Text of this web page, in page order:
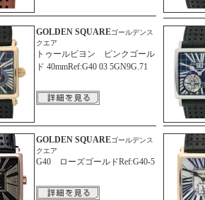
GOLDEN SQUAREゴールデンス
クエア
トゥールビヨン ピンクゴール
ド 40mmRef:G40 03 5GN9G.71
GOLDEN SQUAREゴールデンス
クエア
G40 ローズゴールドRef:G40-5